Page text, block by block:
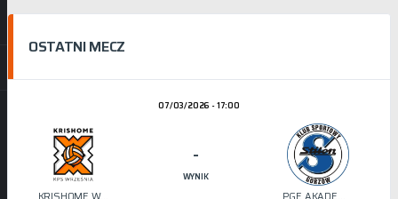
OSTATNI MECZ
07/03/2026 - 17:00
-
WYNIK